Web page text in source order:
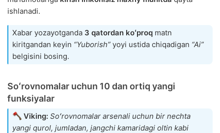
ishlanadi.
Xabar yozayotganda 3 qatordan koʻproq matn
kiritgandan keyin “Yuborish” yoyi ustida chiqadigan “Ai”
belgisini bosing.
Soʻrovnomalar uchun 10 dan ortiq yangi
funksiyalar
Viking: Soʻrovnomalar arsenali uchun bir nechta
yangi qurol, jumladan, jangchi kamaridagi oltin kabi